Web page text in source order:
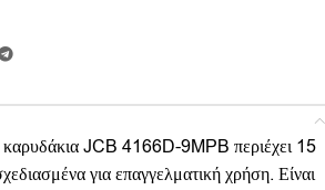
καρυδάκια JCB 4166D-9MPB περιέχει 15
για επαγγελματική χρήση. Είναι